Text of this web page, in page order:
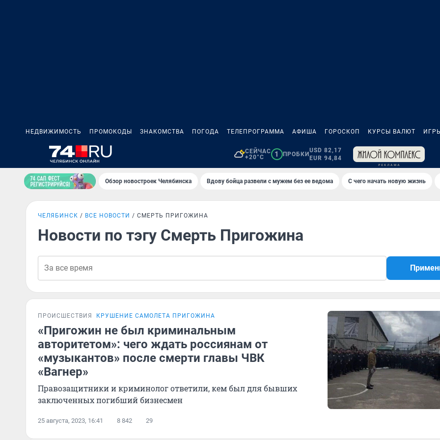
НЕДВИЖИМОСТЬ ПРОМОКОДЫ ЗНАКОМСТВА ПОГОДА ТЕЛЕПРОГРАММА АФИША ГОРОСКОП КУРСЫ ВАЛЮТ
СЕЙЧАС
+20°C
1 ПРОБКИ
USD 82,17
EUR 94,84
Обзор новостроек Челябинска Вдову бойца развели с мужем без ее ведома С чего начать новую жизнь
ЧЕЛЯБИНСК ВСЕ НОВОСТИ СМЕРТЬ ПРИГОЖИНА
Новости по тэгу Смерть Пригожина
ПРОИСШЕСТВИЯ КРУШЕНИЕ САМОЛЕТА ПРИГОЖИНА
«Пригожин не был криминальным
авторитетом»: чего ждать россиянам от
«музыкантов» после смерти главы ЧВК
«Вагнер»
Правозащитники и криминолог ответили, кем был для бывших
заключенных погибший бизнесмен
25 августа, 2023, 16:41 8 842 29